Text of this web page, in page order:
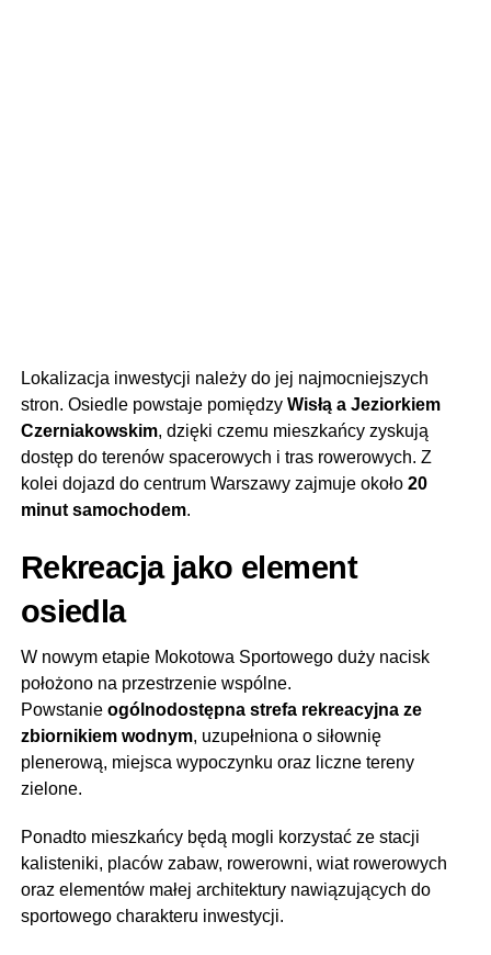
Lokalizacja inwestycji należy do jej najmocniejszych
stron. Osiedle powstaje pomiędzy Wisłą a Jeziorkiem
Czerniakowskim, dzięki czemu mieszkańcy zyskują
dostęp do terenów spacerowych i tras rowerowych. Z
kolei dojazd do centrum Warszawy zajmuje około 20
minut samochodem.
Rekreacja jako element
osiedla
W nowym etapie Mokotowa Sportowego duży nacisk
położono na przestrzenie wspólne.
Powstanie ogólnodostępna strefa rekreacyjna ze
zbiornikiem wodnym, uzupełniona o siłownię
plenerową, miejsca wypoczynku oraz liczne tereny
zielone.
Ponadto mieszkańcy będą mogli korzystać ze stacji
kalisteniki, placów zabaw, rowerowni, wiat rowerowych
oraz elementów małej architektury nawiązujących do
sportowego charakteru inwestycji.